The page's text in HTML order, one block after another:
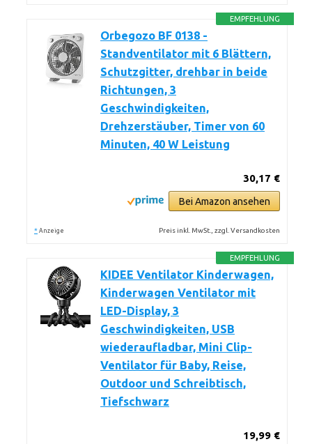
EMPFEHLUNG
Orbegozo BF 0138 -
Standventilator mit 6 Blättern,
Schutzgitter, drehbar in beide
Richtungen, 3
Geschwindigkeiten,
Drehzerstäuber, Timer von 60
Minuten, 40 W Leistung
30,17 €
Bei Amazon ansehen
* Anzeige Preis inkl. MwSt., zzgl. Versandkosten
EMPFEHLUNG
KIDEE Ventilator Kinderwagen,
Kinderwagen Ventilator mit
LED-Display, 3
Geschwindigkeiten, USB
wiederaufladbar, Mini Clip-
Ventilator für Baby, Reise,
Outdoor und Schreibtisch,
Tiefschwarz
19,99 €